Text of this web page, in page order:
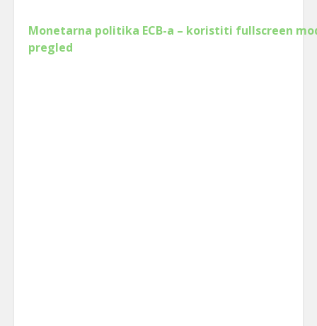
Monetarna politika ECB-a – koristiti fullscreen
pregled